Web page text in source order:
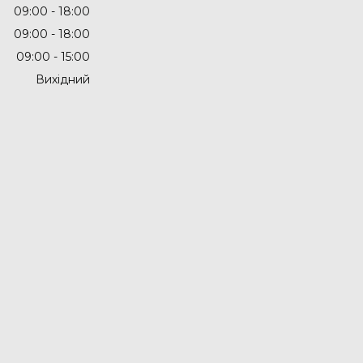
09:00
18:00
09:00
18:00
09:00
15:00
Вихідний